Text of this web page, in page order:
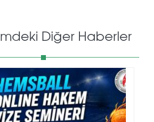
Diğer Haberler